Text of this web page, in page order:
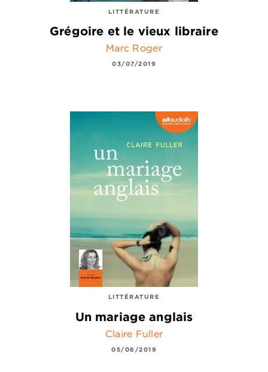
LITTÉRATURE
Grégoire et le vieux libraire
Marc Roger
03/07/2019
LITTÉRATURE
Un mariage anglais
Claire Fuller
05/06/2019